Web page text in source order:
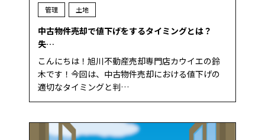
管理
土地
中古物件売却で値下げをするタイミングとは？
失…
こんにちは！旭川不動産売却専門店カウイエの鈴
木です！今回は、中古物件売却における値下げの
適切なタイミングと判…